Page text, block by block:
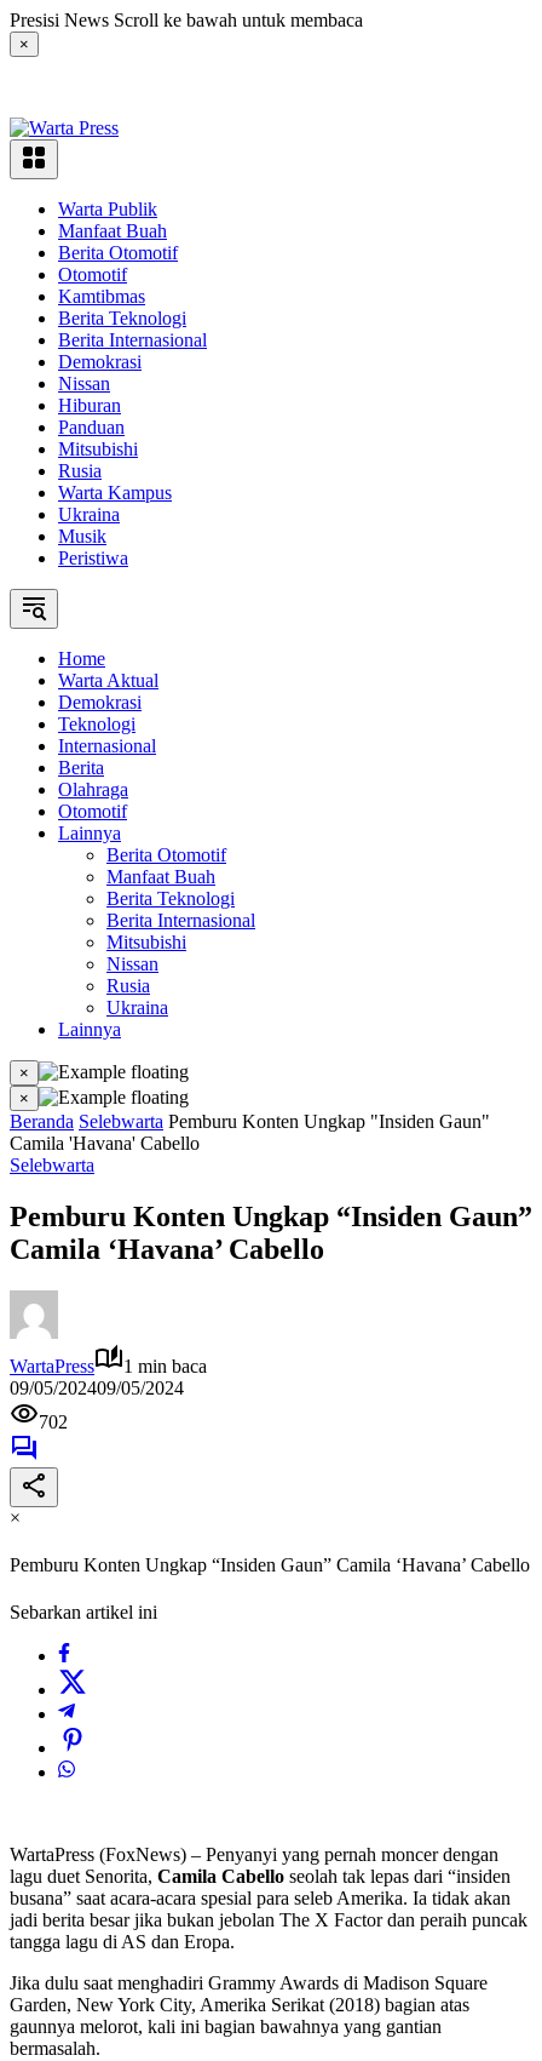
Langsung
ke
konten
Presisi News Scroll ke bawah untuk membaca
×
Warta Publik
Manfaat Buah
Berita Otomotif
Otomotif
Kamtibmas
Berita Teknologi
Berita Internasional
Demokrasi
Nissan
Hiburan
Panduan
Mitsubishi
Rusia
Warta Kampus
Ukraina
Musik
Peristiwa
Home
Warta Aktual
Demokrasi
Teknologi
Internasional
Berita
Olahraga
Otomotif
Lainnya
Berita Otomotif
Manfaat Buah
Berita Teknologi
Berita Internasional
Mitsubishi
Nissan
Rusia
Ukraina
Lainnya
×
×
Beranda Selebwarta Pemburu Konten Ungkap "Insiden Gaun"
Camila 'Havana' Cabello
Selebwarta
Pemburu Konten Ungkap “Insiden Gaun”
Camila ‘Havana’ Cabello
WartaPress
1 min baca
09/05/202409/05/2024
702
×
Pemburu Konten Ungkap “Insiden Gaun” Camila ‘Havana’ Cabello
Sebarkan artikel ini
WartaPress (FoxNews) – Penyanyi yang pernah moncer dengan
lagu duet Senorita, Camila Cabello seolah tak lepas dari “insiden
busana” saat acara-acara spesial para seleb Amerika. Ia tidak akan
jadi berita besar jika bukan jebolan The X Factor dan peraih puncak
tangga lagu di AS dan Eropa.
Jika dulu saat menghadiri Grammy Awards di Madison Square
Garden, New York City, Amerika Serikat (2018) bagian atas
gaunnya melorot, kali ini bagian bawahnya yang gantian
bermasalah.